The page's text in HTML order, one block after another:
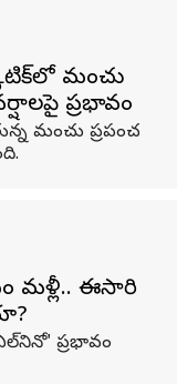
మంచు
ప్రభావం
మంచు ప్రపంచ
మళ్లీ.. ఈసారి
ప్రభావం